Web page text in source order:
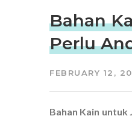
Bahan
Perlu
FEBRUARY 12,
Bahan Kain untuk